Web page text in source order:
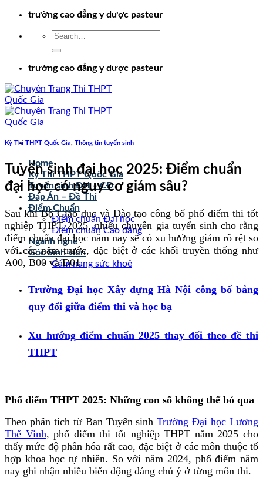
Chuyểntrường cao đẳng y dược pasteur
trường cao đẳng y dược pasteur
Home
Kỳ Thi THPT Quốc Gia
Tuyển sinh ĐH – CĐ
Đáp Án – Đề Thi
Điểm Chuẩn
Điểm chuẩn Đại học
Điểm chuẩn Cao đẳng
Ngành nghề
Góc Sinh viên
Cẩm nang sức khoẻ
Kỳ Thi THPT Quốc Gia Thông tin tuyển sinh
Tuyển sinh đại học 2025: Điểm chuẩn
đại học có nguy cơ giảm sâu?
Sau khi Bộ Giáo dục và Đào tạo công bố phổ điểm thi tốt
nghiệp THPT 2025, nhiều chuyên gia tuyển sinh cho rằng
điểm chuẩn đại học năm nay sẽ có xu hướng giảm rõ rệt so
với các năm trước, đặc biệt ở các khối truyền thống như
A00, B00 và D01.
Trường Đại học Xây dựng Hà Nội công bố bảng
quy đổi giữa điểm thi và học bạ
Xu hướng điểm chuẩn 2025 thay đổi theo đề thi
THPT
Phổ điểm THPT 2025: Những con số không thể bỏ qua
Theo phân tích từ Ban Tuyển sinhTrường Đại học Lương
Thế Vinh, phổ điểm thi tốt nghiệp THPT năm 2025 cho
thấy mức độ phân hóa rất cao, đặc biệt ở các môn thuộc tổ
hợp khoa học tự nhiên. So với năm 2024, phổ điểm năm
nay ghi nhận nhiều biến động đáng chú ý ở từng môn thi.